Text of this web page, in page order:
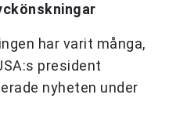
har varit många,
president
nyheten under